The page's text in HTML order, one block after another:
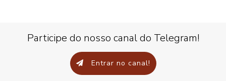
Participe do nosso canal do Telegram!
Entrar no canal!